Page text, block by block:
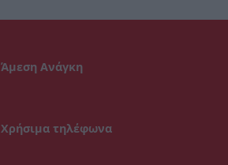
Άμεση Ανάγκη
Χρήσιμα τηλέφωνα